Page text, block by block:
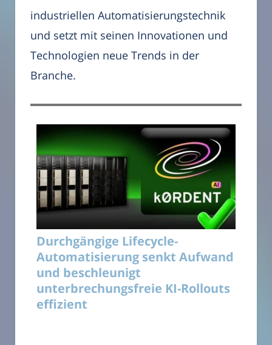
industriellen Automatisierungstechnik
und setzt mit seinen Innovationen und
Technologien neue Trends in der
Branche.
Durchgängige Lifecycle-
Automatisierung senkt Aufwand
und beschleunigt
unterbrechungsfreie KI-Rollouts
effizient